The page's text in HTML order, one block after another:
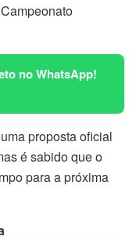
no WhatsApp!
proposta oficial
é sabido que o
para a próxima